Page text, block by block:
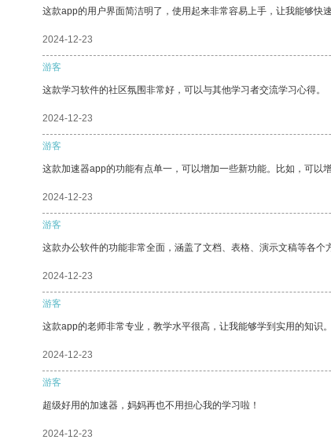
这款app的用户界面简洁明了，使用起来非常容易上手，让我能够快
2024-12-23
游客
这款学习软件的社区氛围非常好，可以与其他学习者交流学习心得。
2024-12-23
游客
这款加速器app的功能有点单一，可以增加一些新功能。比如，可以
2024-12-23
游客
这款办公软件的功能非常全面，涵盖了文档、表格、演示文稿等各个
2024-12-23
游客
这款app的老师非常专业，教学水平很高，让我能够学到实用的知识。
2024-12-23
游客
超级好用的加速器，妈妈再也不用担心我的学习啦！
2024-12-23